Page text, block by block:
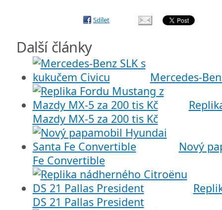
Sdílet
Další články
Mercedes-
Mazdy MX-5 za 200 tis Kč
Nový
Fe Convertible
DS 21 Pallas President